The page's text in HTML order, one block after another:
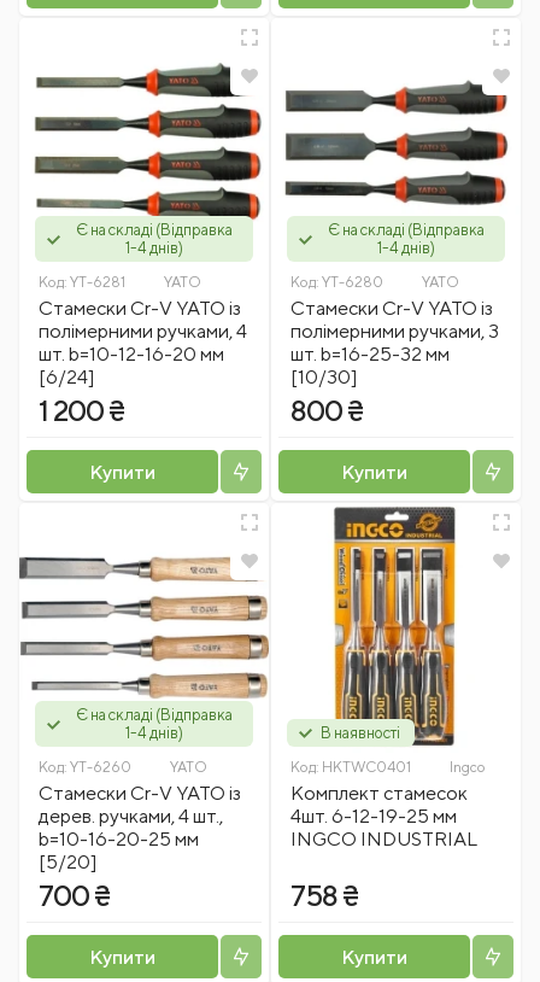
Є на складі (Відправка
1-4 днів)
Код: YT-6281 YATO
Стамески Cr-V YATO із
полімерними ручками, 4
шт. b=10-12-16-20 мм
[6/24]
1 200 ₴
Купити
Є на складі (Відправка
1-4 днів)
Код: YT-6280 YATO
Стамески Cr-V YATO із
полімерними ручками, 3
шт. b=16-25-32 мм
[10/30]
800 ₴
Купити
Є на складі (Відправка
1-4 днів)
Код: YT-6260 YATO
Стамески Cr-V YATO із
дерев. ручками, 4 шт.,
b=10-16-20-25 мм
[5/20]
700 ₴
Купити
В наявності
Код: HKTWC0401 Ingco
Комплект стамесок
4шт. 6-12-19-25 мм
INGCO INDUSTRIAL
758 ₴
Купити